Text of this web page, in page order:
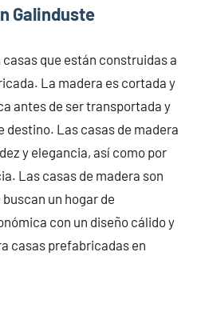
Galinduste
que están construidas a
La madera es cortada y
antes de ser transportada y
destino. Las casas de madera
y elegancia, así como por
Las casas de madera son
un hogar de
con un diseño cálido y
casas prefabricadas en